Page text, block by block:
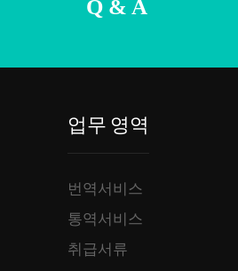
Q & A
업무 영역
번역서비스
통역서비스
취급서류